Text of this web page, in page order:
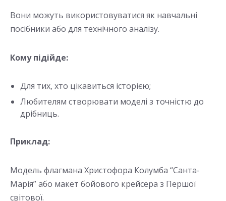
Вони можуть використовуватися як навчальні
посібники або для технічного аналізу.
Кому підійде:
Для тих, хто цікавиться історією;
Любителям створювати моделі з точністю до
дрібниць.
Приклад:
Модель флагмана Христофора Колумба “Санта-
Марія” або макет бойового крейсера з Першої
світової.